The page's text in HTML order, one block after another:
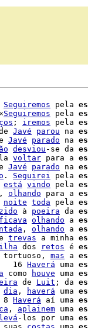
Seguiremos pela
Seguiremos pela
; iremos pela
Javé parou na
Javé parado na
desviou -se da
voltar para a
Javé parado na
. Seguirei pela
está vindo pela
, olhando para a
noite toda pela
à poeira da
ficava olhando a
, olhando a
trevas a minha
dos retos é
tortuoso, mas a
16 Haverá uma
como houve uma
de Luit ; da
dia , haverá uma
Haverá aí uma
, aplainem uma
levá -los por uma